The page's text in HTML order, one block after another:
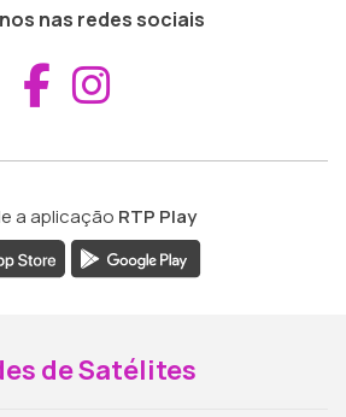
nas redes sociais
Aceder ao
a aplicação RTP Play
de Satélites